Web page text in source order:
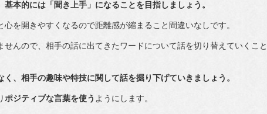
本的には「聞き上手」になることを目指しましょう。
心を開きやすくなるので距離感が縮まること間違いなしです。
せんので、相手の話に出てきたワードについて話を切り替えていくこと
く、相手の趣味や特技に関して話を掘り下げていきましょう。
ポジティブな言葉を使う ようにします。